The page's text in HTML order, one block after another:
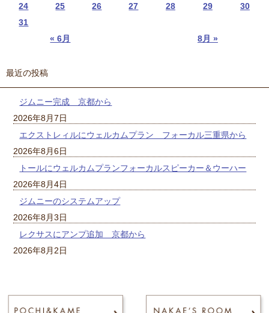
« 6月 8月 »
24
25 26 27 28 29
30
31
最近の投稿
ジムニー完成 京都から
2026年8月7日
エクストレィルにウェルカムプラン フォーカル三重県から
2026年8月6日
トールにウェルカムプランフォーカルスピーカー＆ウーハー
2026年8月4日
ジムニーのシステムアップ
2026年8月3日
レクサスにアンプ追加 京都から
2026年8月2日